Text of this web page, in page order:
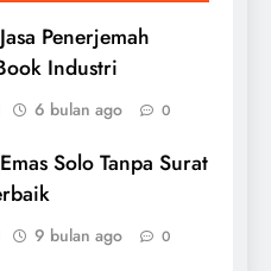
Penerjemah
Industri
6 bulan ago 0
Solo Tanpa Surat
9 bulan ago 0